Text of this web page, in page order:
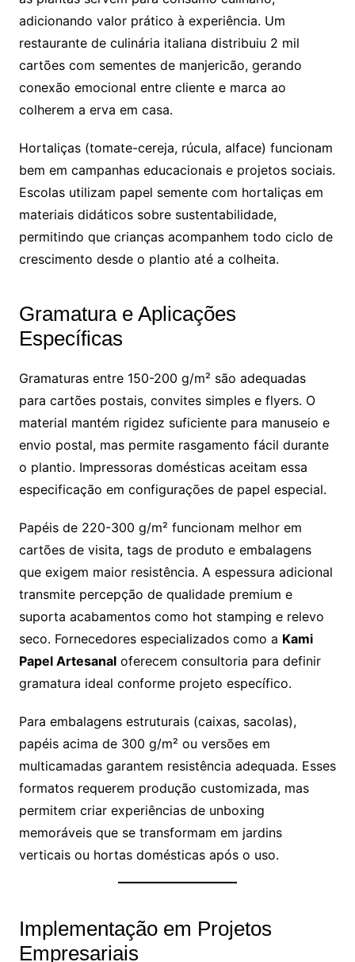
adicionando valor prático à experiência. Um
restaurante de culinária italiana distribuiu 2 mil
cartões com sementes de manjericão, gerando
conexão emocional entre cliente e marca ao
colherem a erva em casa.
Hortaliças (tomate-cereja, rúcula, alface) funcionam
bem em campanhas educacionais e projetos sociais.
Escolas utilizam papel semente com hortaliças em
materiais didáticos sobre sustentabilidade,
permitindo que crianças acompanhem todo ciclo de
crescimento desde o plantio até a colheita.
Gramatura e Aplicações
Específicas
Gramaturas entre 150-200 g/m² são adequadas
para cartões postais, convites simples e flyers. O
material mantém rigidez suficiente para manuseio e
envio postal, mas permite rasgamento fácil durante
o plantio. Impressoras domésticas aceitam essa
especificação em configurações de papel especial.
Papéis de 220-300 g/m² funcionam melhor em
cartões de visita, tags de produto e embalagens
que exigem maior resistência. A espessura adicional
transmite percepção de qualidade premium e
suporta acabamentos como hot stamping e relevo
seco. Fornecedores especializados como a Kami
Papel Artesanaloferecem consultoria para definir
gramatura ideal conforme projeto específico.
Para embalagens estruturais (caixas, sacolas),
papéis acima de 300 g/m² ou versões em
multicamadas garantem resistência adequada. Esses
formatos requerem produção customizada, mas
permitem criar experiências de unboxing
memoráveis que se transformam em jardins
verticais ou hortas domésticas após o uso.
Implementação em Projetos
Empresariais